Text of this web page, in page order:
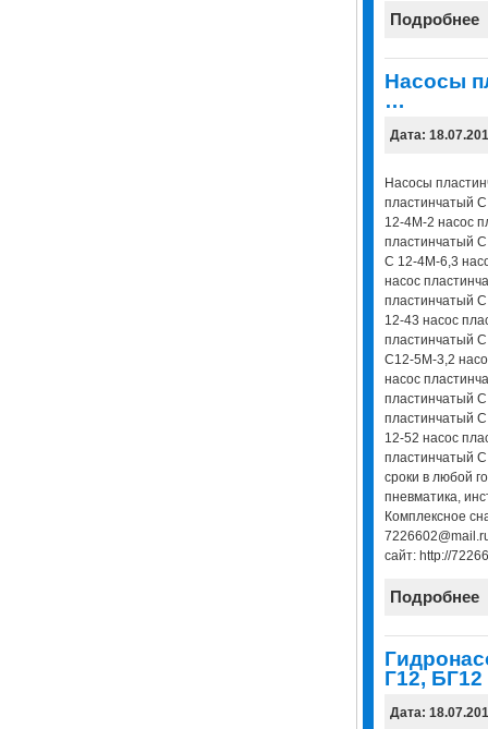
Подробнее
Насосы
…
Дата:
Насосы
пластинчатый
12-4М-2 насос
пластинчатый
С 12-4М-6,3
насос
пластинчатый
12-43 насос
пластинчатый
С12-5М-3,2
насос
пластинчатый
пластинчатый
12-52 насос
пластинчатый С
сроки в любой
пневматика,
Комплексное
сайт: http://
Подробнее
Г12, БГ12
Дата: